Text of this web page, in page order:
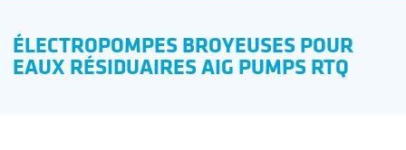
ÉLECTROPOMPES BROYEUSES POUR
EAUX RÉSIDUAIRES AIG PUMPS RTQ